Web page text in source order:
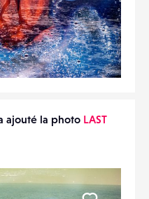
ajouté la photo LAST